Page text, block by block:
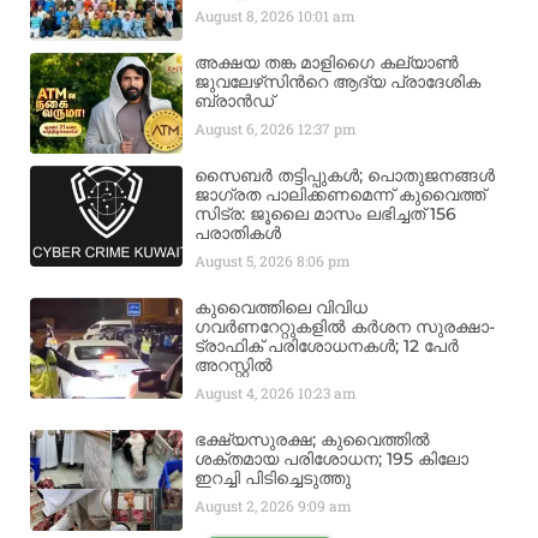
August 8, 2026 10:01 am
അക്ഷയ തങ്ക മാളിഗൈ കല്യാണ്‍
ജുവലേഴ്‌സിന്‍റെ ആദ്യ പ്രാദേശിക
ബ്രാന്‍ഡ്
August 6, 2026 12:37 pm
സൈബർ തട്ടിപ്പുകൾ; പൊതുജനങ്ങൾ
ജാഗ്രത പാലിക്കണമെന്ന് കുവൈത്ത്
സിട്ര: ജൂലൈ മാസം ലഭിച്ചത് 156
പരാതികൾ
August 5, 20268:06 pm
കുവൈത്തിലെ വിവിധ
ഗവർണറേറ്റുകളിൽ കർശന സുരക്ഷാ-
ട്രാഫിക് പരിശോധനകൾ; 12 പേർ
അറസ്റ്റിൽ
August 4, 2026 10:23 am
ഭക്ഷ്യസുരക്ഷ; കുവൈത്തിൽ
ശക്തമായ പരിശോധന; 195 കിലോ
ഇറച്ചി പിടിച്ചെടുത്തു
August 2, 20269:09 am